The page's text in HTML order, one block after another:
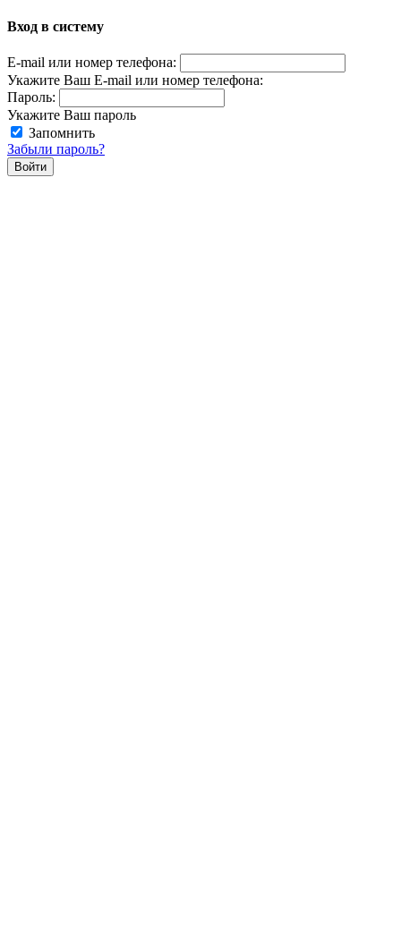
Вход в систему
E-mail или номер телефона:
Укажите Ваш E-mail или номер телефона:
Пароль:
Укажите Ваш пароль
Запомнить
Забыли пароль?